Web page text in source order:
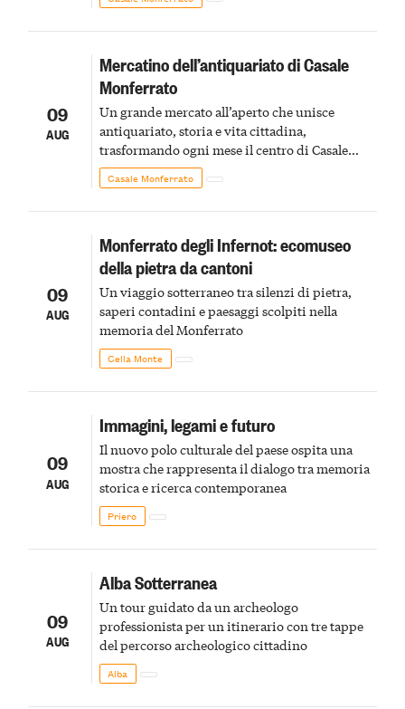
09
AUG
Mercatino dell’antiquariato di Casale
Monferrato
Un grande mercato all’aperto che unisce
antiquariato, storia e vita cittadina,
trasformando ogni mese il centro di Casale
Monferrato in un luogo di scoperta e racconto
Casale Monferrato
09
AUG
Monferrato degli Infernot: ecomuseo
della pietra da cantoni
Un viaggio sotterraneo tra silenzi di pietra,
saperi contadini e paesaggi scolpiti nella
memoria del Monferrato
Cella Monte
09
AUG
Immagini, legami e futuro
Il nuovo polo culturale del paese ospita una
mostra che rappresenta il dialogo tra memoria
storica e ricerca contemporanea
Priero
09
AUG
Alba Sotterranea
Un tour guidato da un archeologo
professionista per un itinerario con tre tappe
del percorso archeologico cittadino
Alba